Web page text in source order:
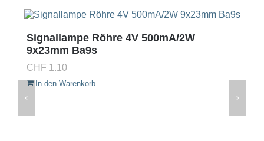
Signallampe Röhre 4V 500mA/2W
9x23mm Ba9s
CHF 1.10
In den Warenkorb